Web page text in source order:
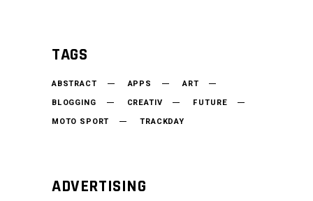
TAGS
ABSTRACT APPS
ART
BLOGGING
CREATIV
FUTURE
MOTO SPORT
TRACKDAY
ADVERTISING